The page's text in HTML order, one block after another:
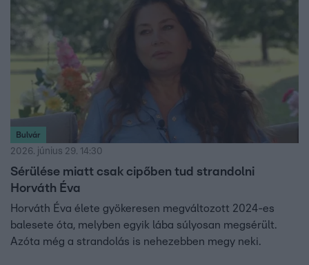
Bulvár
2026. június 29. 14:30
Sérülése miatt csak cipőben tud strandolni
Horváth Éva
Horváth Éva élete gyökeresen megváltozott 2024-es
balesete óta, melyben egyik lába súlyosan megsérült.
Azóta még a strandolás is nehezebben megy neki.